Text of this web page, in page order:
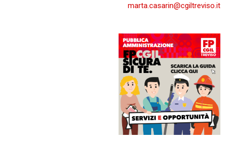
marta.casarin@cgiltreviso.it